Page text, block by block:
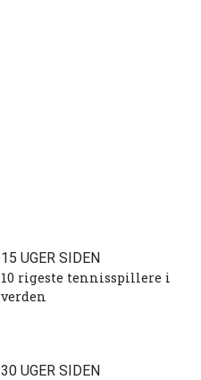
15 UGER SIDEN
10 rigeste tennisspillere i
verden
30 UGER SIDEN